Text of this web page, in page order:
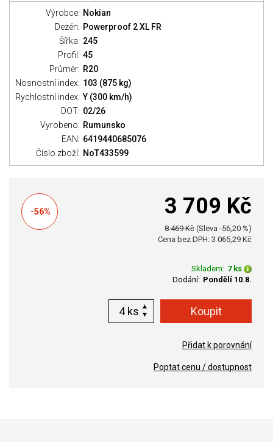
Výrobce: Nokian
Dezén: Powerproof 2 XL FR
Šířka: 245
Profil: 45
Průměr: R20
Nosnostní index: 103 (875 kg)
Rychlostní index: Y (300 km/h)
DOT: 02/26
Vyrobeno: Rumunsko
EAN: 6419440685076
Číslo zboží: NoT433599
-56% 3 709 Kč
8 469 Kč (Sleva -56,20 %)
Cena bez DPH: 3 065,29 Kč
Skladem: 7 ks
Dodání: Pondělí 10.8.
ks
Přidat k porovnání
Poptat cenu / dostupnost